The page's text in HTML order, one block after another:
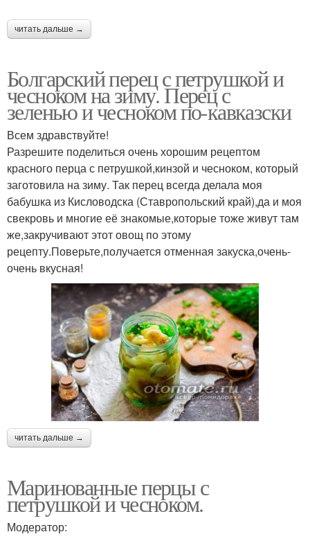
читать дальше →
Болгарский перец с петрушкой и
чесноком на зиму. Перец с
зеленью и чесноком по-кавказски
Всем здравствуйте!
Разрешите поделиться очень хорошим рецептом
красного перца с петрушкой,кинзой и чесноком, который
заготовила на зиму. Так перец всегда делала моя
бабушка из Кисловодска (Ставропольский край),да и моя
свекровь и многие её знакомые,которые тоже живут там
же,закручивают этот овощ по этому
рецепту.Поверьте,получается отменная закуска,очень-
очень вкусная!
читать дальше →
Маринованные перцы с
петрушкой и чесноком.
Модератор: